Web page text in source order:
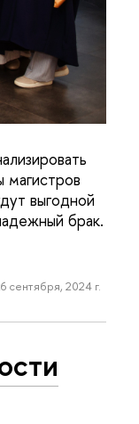
магистров
выгодной
брак.
сентября, 2024 г.